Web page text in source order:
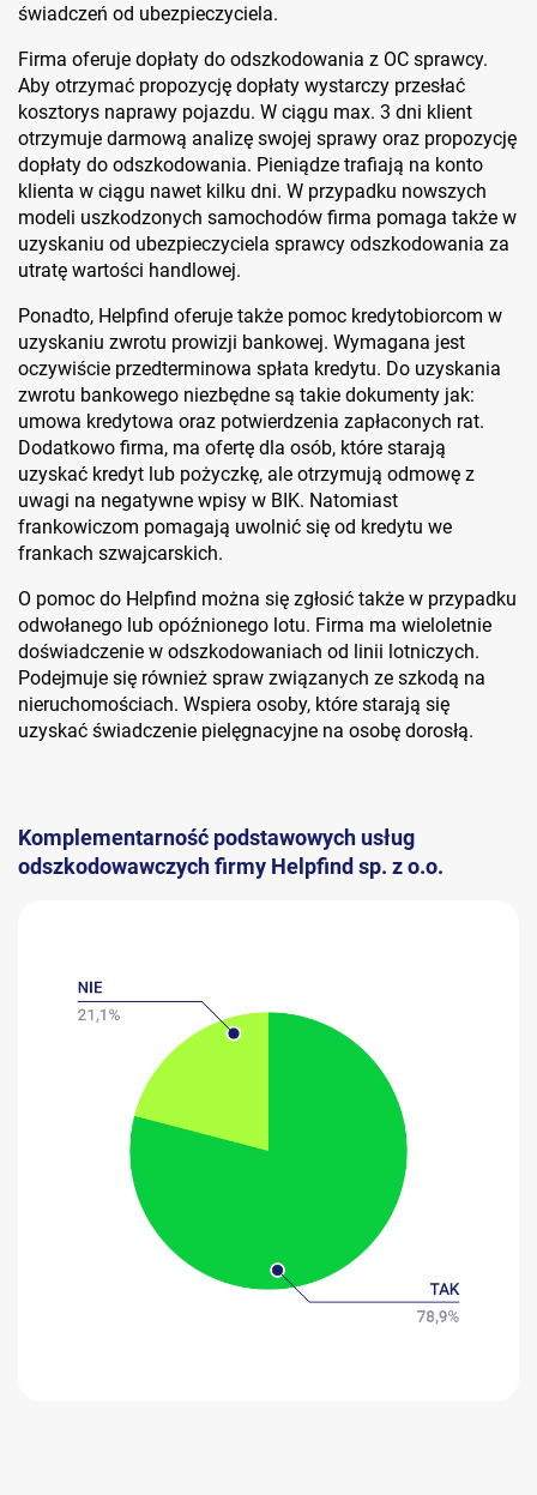
świadczeń od ubezpieczyciela.
Firma oferuje dopłaty do odszkodowania z OC sprawcy.
Aby otrzymać propozycję dopłaty wystarczy przesłać
kosztorys naprawy pojazdu. W ciągu max. 3 dni klient
otrzymuje darmową analizę swojej sprawy oraz propozycję
dopłaty do odszkodowania. Pieniądze trafiają na konto
klienta w ciągu nawet kilku dni. W przypadku nowszych
modeli uszkodzonych samochodów firma pomaga także w
uzyskaniu od ubezpieczyciela sprawcy odszkodowania za
utratę wartości handlowej.
Ponadto, Helpfind oferuje także pomoc kredytobiorcom w
uzyskaniu zwrotu prowizji bankowej. Wymagana jest
oczywiście przedterminowa spłata kredytu. Do uzyskania
zwrotu bankowego niezbędne są takie dokumenty jak:
umowa kredytowa oraz potwierdzenia zapłaconych rat.
Dodatkowo firma, ma ofertę dla osób, które starają
uzyskać kredyt lub pożyczkę, ale otrzymują odmowę z
uwagi na negatywne wpisy w BIK. Natomiast
frankowiczom pomagają uwolnić się od kredytu we
frankach szwajcarskich.
O pomoc do Helpfind można się zgłosić także w przypadku
odwołanego lub opóźnionego lotu. Firma ma wieloletnie
doświadczenie w odszkodowaniach od linii lotniczych.
Podejmuje się również spraw związanych ze szkodą na
nieruchomościach. Wspiera osoby, które starają się
uzyskać świadczenie pielęgnacyjne na osobę dorosłą.
Komplementarność podstawowych usług
odszkodowawczych firmy Helpfind sp. z o.o.